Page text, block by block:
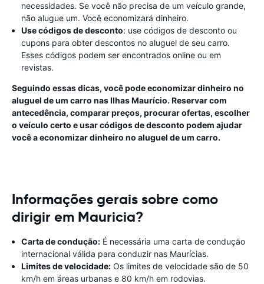
necessidades. Se você não precisa de um veículo grande,
não alugue um. Você economizará dinheiro.
Use códigos de desconto: use códigos de desconto ou
cupons para obter descontos no aluguel de seu carro.
Esses códigos podem ser encontrados online ou em
revistas.
Seguindo essas dicas, você pode economizar dinheiro no
aluguel de um carro nas Ilhas Maurício. Reservar com
antecedência, comparar preços, procurar ofertas, escolher
o veículo certo e usar códigos de desconto podem ajudar
você a economizar dinheiro no aluguel de um carro.
Informações gerais sobre como
dirigir em Mauricia?
Carta de condução: É necessária uma carta de condução
internacional válida para conduzir nas Maurícias.
Limites de velocidade: Os limites de velocidade são de 50
km/h em áreas urbanas e 80 km/h em rodovias.